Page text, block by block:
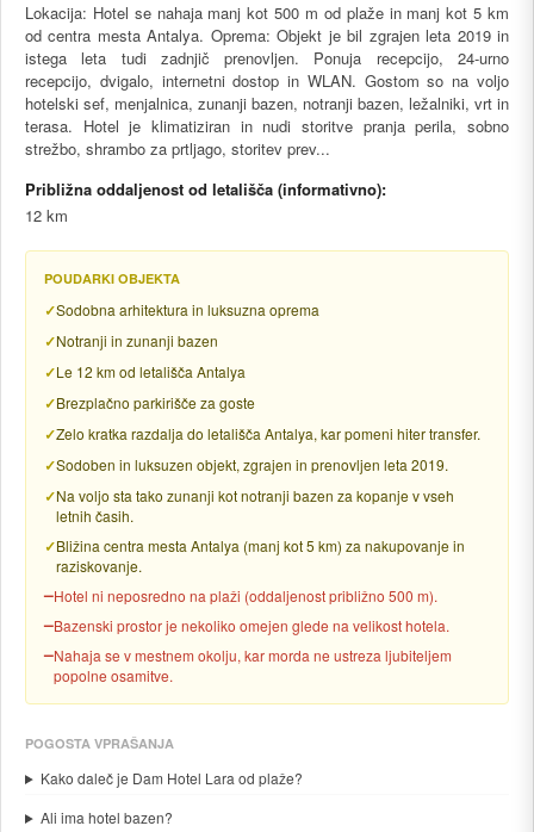
Lokacija: Hotel se nahaja manj kot 500 m od plaže in manj kot 5 km
od centra mesta Antalya. Oprema: Objekt je bil zgrajen leta 2019 in
istega leta tudi zadnjič prenovljen. Ponuja recepcijo, 24-urno
recepcijo, dvigalo, internetni dostop in WLAN. Gostom so na voljo
hotelski sef, menjalnica, zunanji bazen, notranji bazen, ležalniki, vrt in
terasa. Hotel je klimatiziran in nudi storitve pranja perila, sobno
strežbo, shrambo za prtljago, storitev prev...
Približna oddaljenost od letališča (informativno):
12 km
POUDARKI OBJEKTA
Sodobna arhitektura in luksuzna oprema
Notranji in zunanji bazen
Le 12 km od letališča Antalya
Brezplačno parkirišče za goste
Zelo kratka razdalja do letališča Antalya, kar pomeni hiter transfer.
Sodoben in luksuzen objekt, zgrajen in prenovljen leta 2019.
Na voljo sta tako zunanji kot notranji bazen za kopanje v vseh
letnih časih.
Bližina centra mesta Antalya (manj kot 5 km) za nakupovanje in
raziskovanje.
Hotel ni neposredno na plaži (oddaljenost približno 500 m).
Bazenski prostor je nekoliko omejen glede na velikost hotela.
Nahaja se v mestnem okolju, kar morda ne ustreza ljubiteljem
popolne osamitve.
POGOSTA VPRAŠANJA
Kako daleč je Dam Hotel Lara od plaže?
Ali ima hotel bazen?